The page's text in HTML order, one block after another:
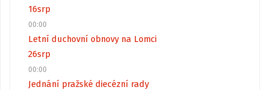
16srp
00:00
Letní duchovní obnovy na Lomci
26srp
00:00
Jednání pražské diecézní rady